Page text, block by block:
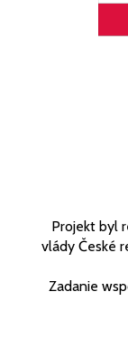
Projekt byl
vlády České
Zadanie